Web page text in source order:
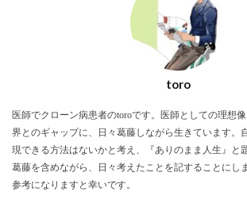
toro
医師でクローン病患者のtoroです。医師としての理想
界とのギャップに、日々葛藤しながら生きています。
現できる方法はないかと考え、『ありのまま人生』と
葛藤を含めながら、日々考えたことを記することにし
参考になりますと幸いです。